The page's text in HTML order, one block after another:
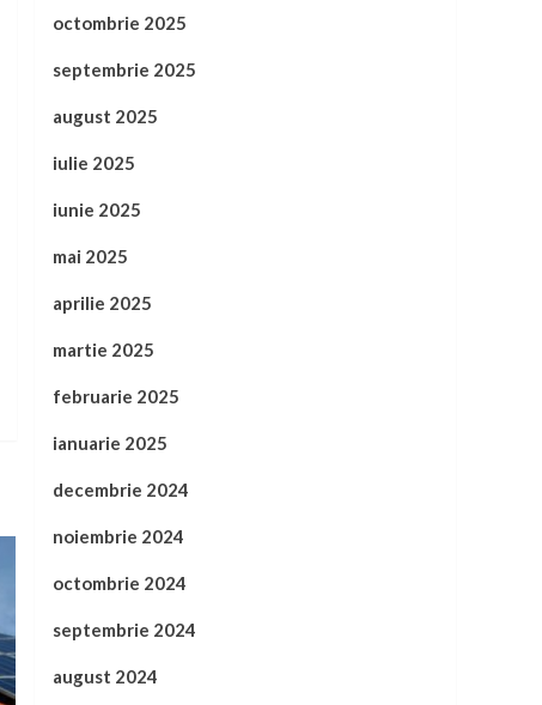
octombrie 2025
septembrie 2025
august 2025
iulie 2025
iunie 2025
mai 2025
aprilie 2025
martie 2025
februarie 2025
ianuarie 2025
decembrie 2024
noiembrie 2024
octombrie 2024
septembrie 2024
august 2024